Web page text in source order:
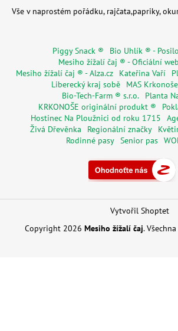
Vše v naprostém pořádku, rajčata,papriky,
Piggy Snack ®
Bio Uhlík ® -
Mesiho žížalí čaj ® - Oficiální
Mesiho žížalí čaj ® - Alza.cz
Kateřina Vaří
Liberecký kraj sobě
MAS Krkonoše
Bio-Tech-Farm ® s.r.o.
Planta
KRKONOŠE originální produkt ®
Hostinec Na Ploužnici od roku 1715
Živá Dřevěnka
Regionální značky
Rodinné pasy Senior pas
Vytvořil Shoptet
Copyright 2026 Mesiho žížalí čaj.